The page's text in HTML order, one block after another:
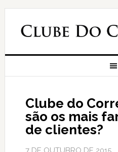
Clube do
são os mais
de clientes?